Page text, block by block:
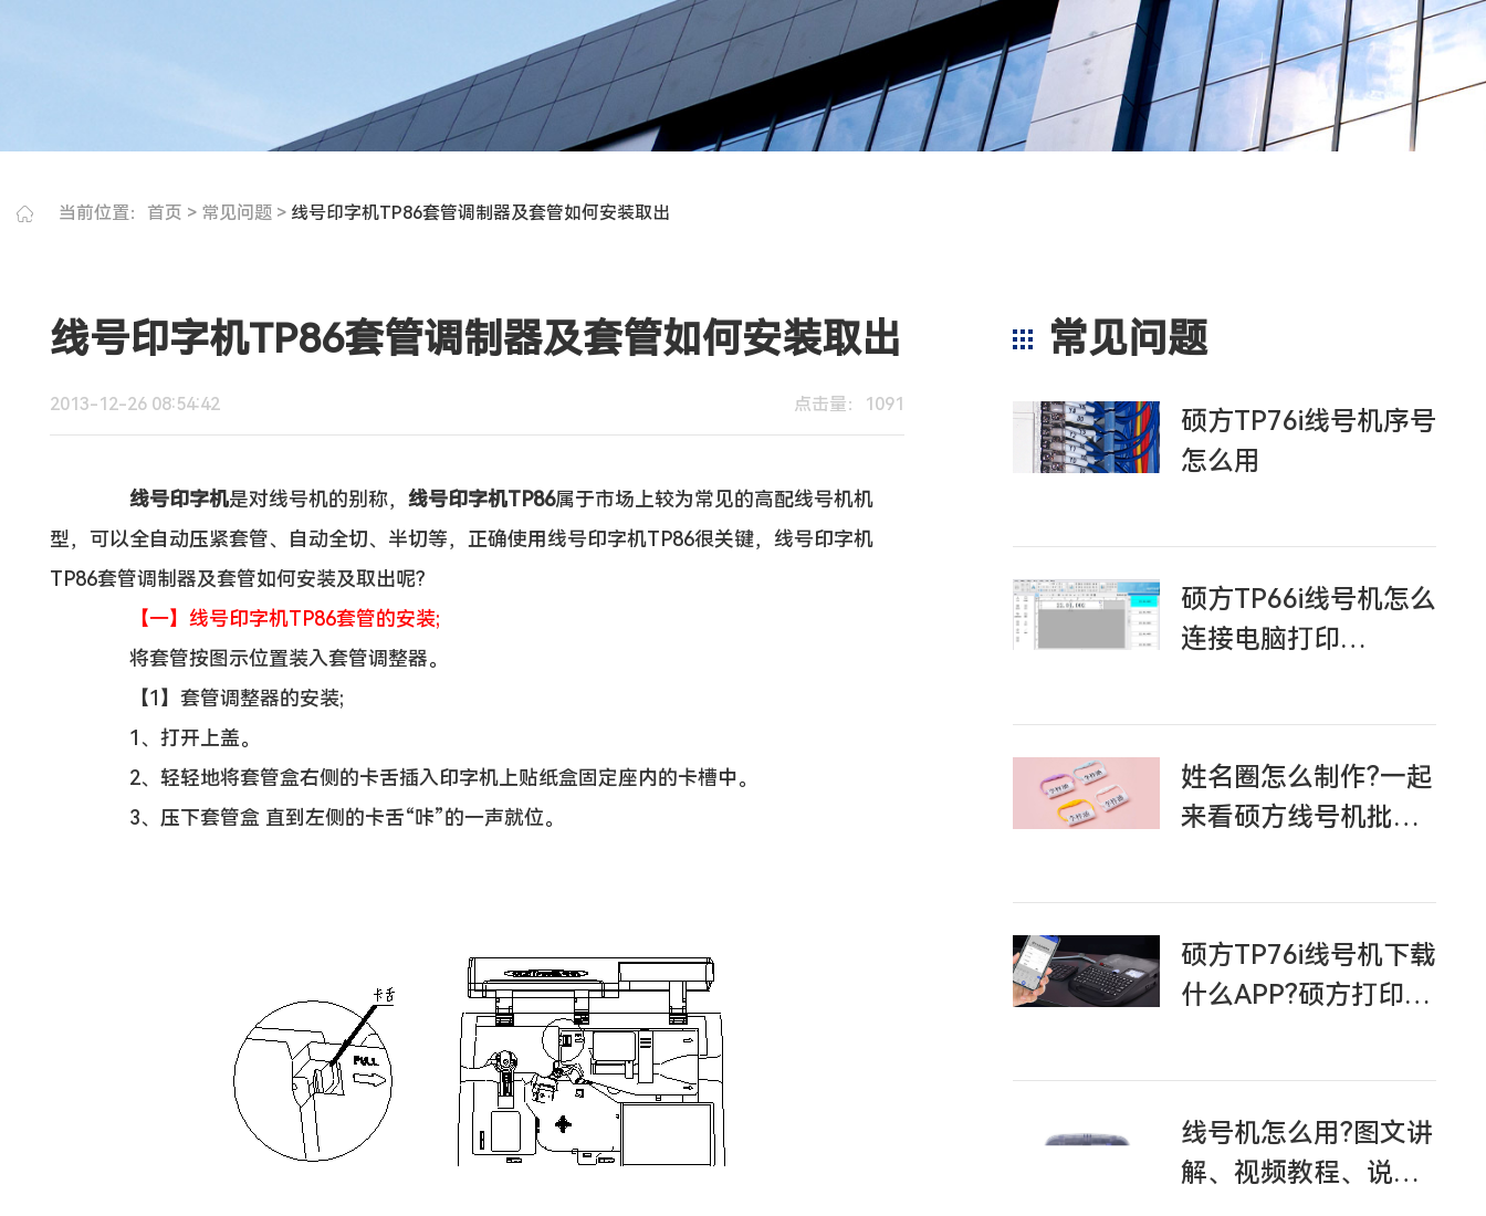
当前位置： 首页 > 常见问题 > 线号印字机TP86套管调制器及套管如何安装取出
线号印字机TP86套管调制器及套管如何安装取出
2013-12-26 08:54:42 点击量：1091
线号印字机是对线号机的别称， 线号印字机TP86属于市场上较为常见的高配线号机机
型，可以全自动压紧套管、自动全切、半切等，正确使用线号印字机TP86很关键，线号印字机
TP86套管调制器及套管如何安装及取出呢?
【一】线号印字机TP86套管的安装;
将套管按图示位置装入套管调整器。
【1】套管调整器的安装;
1、打开上盖。
2、轻轻地将套管盒右侧的卡舌插入印字机上贴纸盒固定座内的卡槽中。
3、压下套管盒 直到左侧的卡舌“咔”的一声就位。
常见问题
硕方TP76i线号机序号
怎么用
硕方TP66i线号机怎么
连接电脑打印
7/8/10/XP)
姓名圈怎么制作?一起
来看硕方线号机批量
频教程
硕方TP76i线号机下载
什么APP?硕方打印
线号机怎么用?图文讲
解、视频教程、说明